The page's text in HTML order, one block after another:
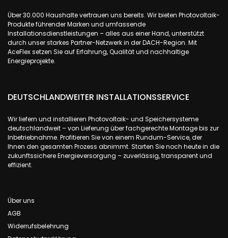
Über 30.000 Haushalte vertrauen uns bereits. Wir bieten Photovoltaik-
Produkte führender Marken und umfassende
Installationsdienstleistungen – alles aus einer Hand, unterstützt
durch unser starkes Partner-Netzwerk in der DACH-Region. Mit
AceFlex setzen Sie auf Erfahrung, Qualität und nachhaltige
Energieprojekte.
DEUTSCHLANDWEITER INSTALLATIONSSERVICE
Wir liefern und installieren Photovoltaik- und Speichersysteme
deutschlandweit – von Lieferung über fachgerechte Montage bis zur
Inbetriebnahme. Profitieren Sie von einem Rundum-Service, der
Ihnen den gesamten Prozess abnimmt. Starten Sie noch heute in die
zukunftssichere Energieversorgung – zuverlässig, transparent und
effizient.
Über uns
AGB
Widerrufsbelehrung